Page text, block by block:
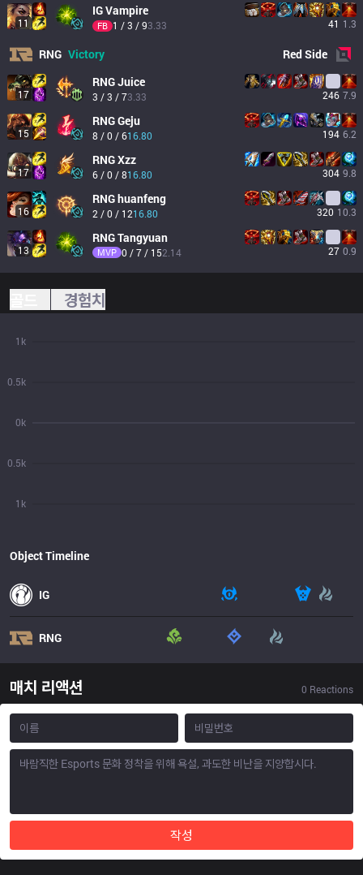
11
IGVampire
FB 1 / 3 / 93.33 41 1.3
RNG Victory RedSide
17
RNGJuice
3 / 3 / 73.33 246 7.9
15
RNGGeju
8 / 0 / 616.80 194 6.2
17
RNGXzz
6 / 0 / 816.80 304 9.8
16
RNGhuanfeng
2 / 0 / 1216.80 320 10.3
13
RNGTangyuan
MVP 0 / 7 / 152.14 27 0.9
경험치
1k
0.5k
0k
0.5k
1k
Object Timeline
IG
RNG
매치 리액션 0 Reactions
작성